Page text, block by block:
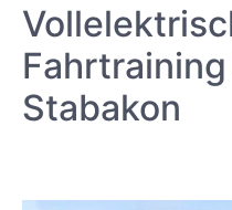
Stabakon